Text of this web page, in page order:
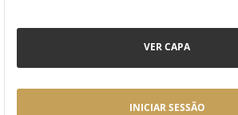
VER CAPA
INICIAR SESSÃO